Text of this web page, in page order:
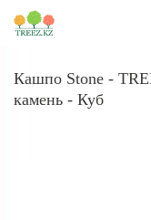
Кашпо Stone -
камень - Куб